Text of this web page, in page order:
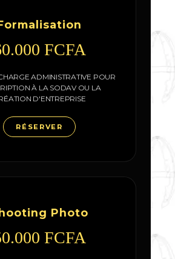
FCFA
ADMINISTRATIVE POUR
À LA SODAV OU LA
D'ENTREPRISE
RÉSERVER
Photo
FCFA